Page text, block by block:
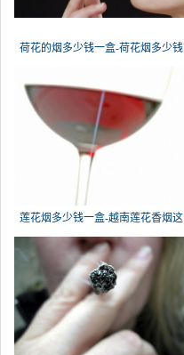
荷花的烟多少钱一盒-荷花烟多少钱
莲花烟多少钱一盒-越南莲花香烟这